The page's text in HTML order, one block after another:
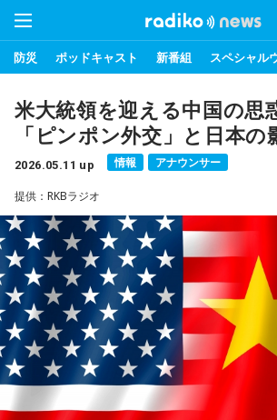
防災 ポッドキャスト 新番組 スペシャル
米大統領を迎える中国の思
「ピンポン外交」と日本の
2026.05.11 up 情報 アナウンサー
提供：RKBラジオ